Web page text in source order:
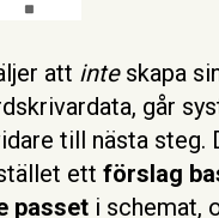
att inteskapa
går
till nästa steg.
ett förslag
passet i schemat,